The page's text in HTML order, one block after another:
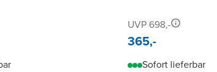
UVP 698,-
365,-
Sofort lieferbar